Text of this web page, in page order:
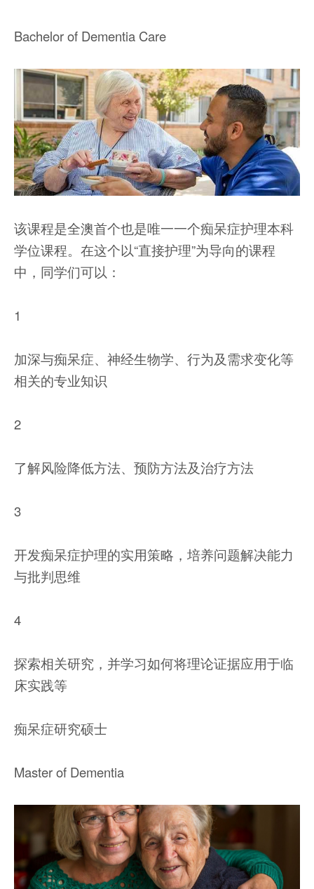
Bachelor of Dementia Care
该课程是全澳首个也是唯一一个痴呆症护理本科
学位课程。在这个以“直接护理”为导向的课程
中，同学们可以：
1
加深与痴呆症、神经生物学、行为及需求变化等
相关的专业知识
2
了解风险降低方法、预防方法及治疗方法
3
开发痴呆症护理的实用策略，培养问题解决能力
与批判思维
4
探索相关研究，并学习如何将理论证据应用于临
床实践等
痴呆症研究硕士
Master of Dementia